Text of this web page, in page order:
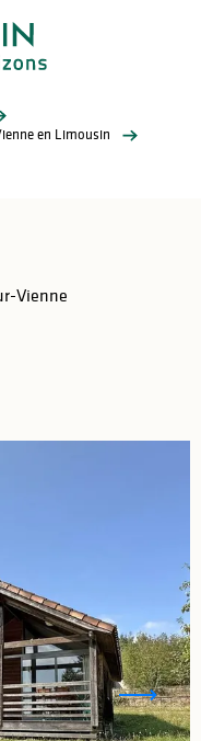
en Limousin
Vienne